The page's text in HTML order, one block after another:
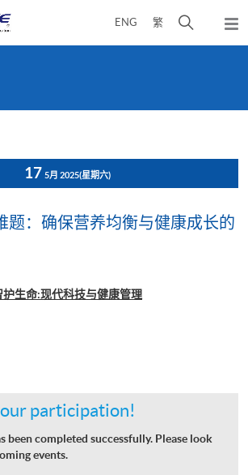
ENG 繁
开
弹
出
17 5月 2025(星期六)
题：确保营养均衡与健康成长的
护生命:现代科技与健康管理
participation!
been completed successfully. Please look
events.